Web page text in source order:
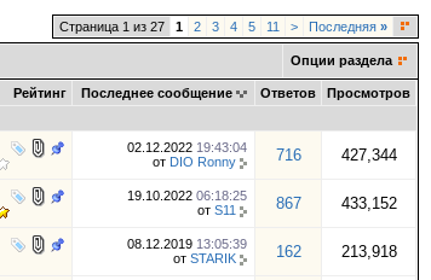
Страница 1 из 27 1 2 3 4 5 11 > Последняя »
Опции раздела
Рейтинг Последнее сообщение Ответов
Просмотров
02.12.2022 19:43:04
от DIO Ronny 716 427,344
19.10.2022 06:18:25
от S11 867 433,152
08.12.2019 13:05:39
от STARIK 162 213,918